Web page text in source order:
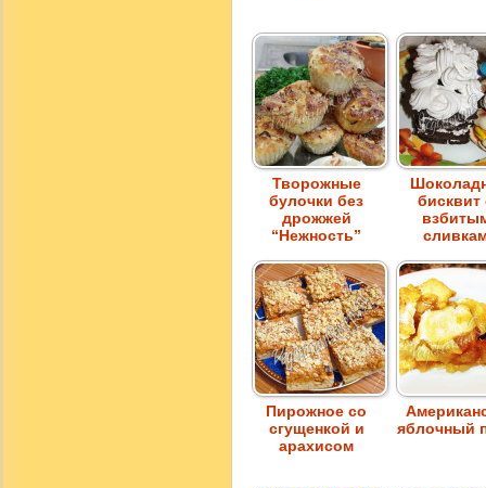
Творожные
булочки без
дрожжей
“Нежность”
бисквит
Пирожное со
сгущенкой и
арахисом
яблочный